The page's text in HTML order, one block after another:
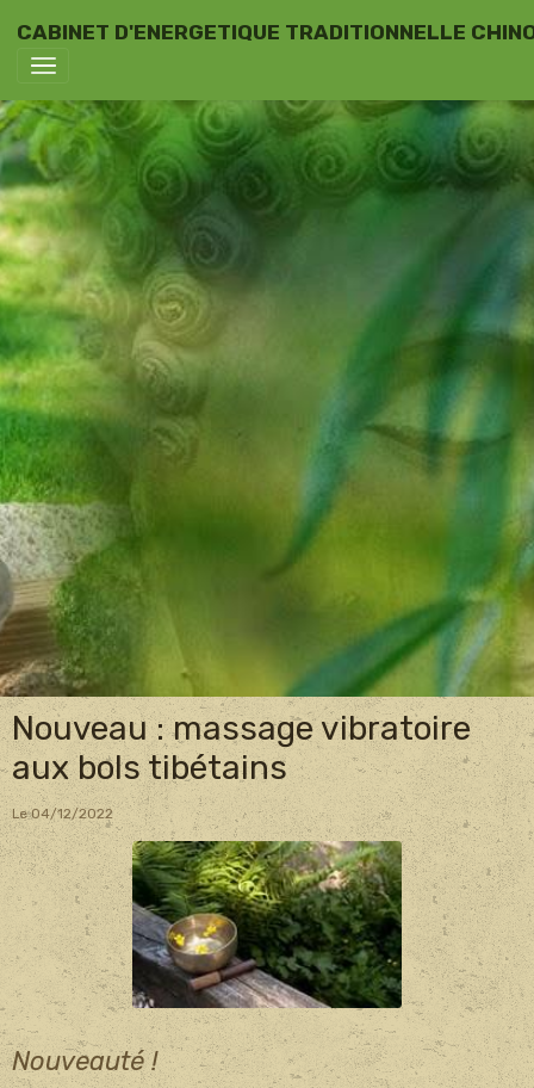
CABINET D'ENERGETIQUE TRADITIONNELLE
Nouveau : massage vibratoire
aux bols tibétains
Le 04/12/2022
Nouveauté !